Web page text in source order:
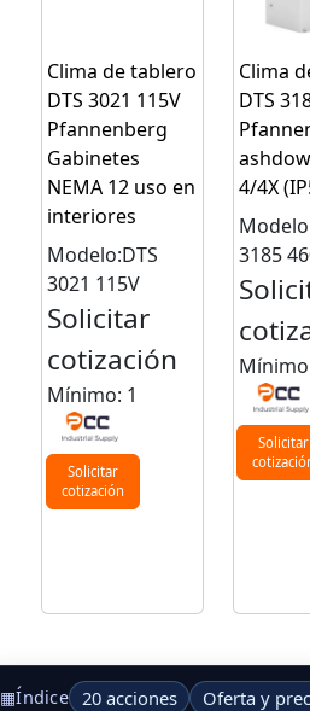
Clima de tablero
DTS 3021 115V
Pfannenberg
Gabinetes
NEMA 12 uso en
interiores
Modelo:DTS
3021 115V
Solicitar
cotización
Mínimo: 1
Solicitar
cotización
Clima
DTS
4/4X
3185
Solicitar
▦Índice 20 acciones Oferta y